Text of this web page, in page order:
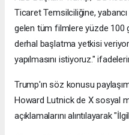
Ticaret Temsilciliğine,
gelen tüm filmlere yüzde 100
derhal başlatma yetkisi
yapılmasını istiyoruz."
Trump'ın söz konusu
Howard Lutnick de X sosyal
açıklamalarını alıntılayarak